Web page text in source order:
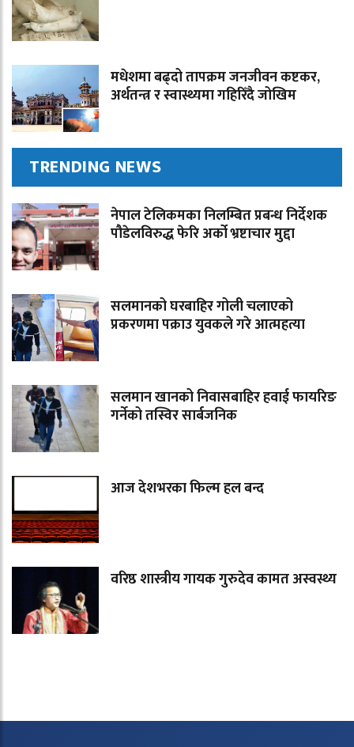
मधेशमा बढ्दो तापक्रम जनजीवन कष्टकर,
अर्थतन्त्र र स्वास्थ्यमा गहिरिँदै जोखिम
TRENDING NEWS
नेपाल टेलिकमका निलम्बित प्रबन्ध निर्देशक
पौडेलविरुद्ध फेरि अर्को भ्रष्टाचार मुद्दा
सलमानको घरबाहिर गोली चलाएको
प्रकरणमा पक्राउ युवकले गरे आत्महत्या
सलमान खानको निवासबाहिर हवाई फायरिङ
गर्नेको तस्विर सार्बजनिक
आज देशभरका फिल्म हल बन्द
वरिष्ठ शास्त्रीय गायक गुरुदेव कामत अस्वस्थ्य